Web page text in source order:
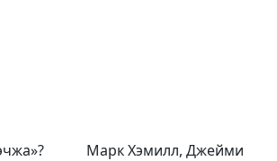
Марк Хэмилл, Джейми